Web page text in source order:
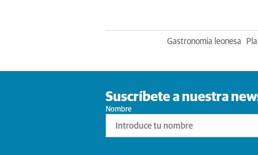
Gastronomia leonesa
Suscríbete a nuestra
Nombre